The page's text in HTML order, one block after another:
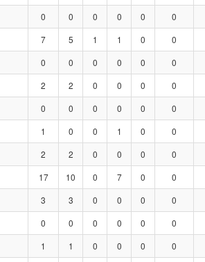
0 0 0 0 0 0
7 5 1 1 0 0
0 0 0 0 0 0
2 2 0 0 0 0
0 0 0 0 0 0
1 0 0 1 0 0
2 2 0 0 0 0
17 10 0 7 0 0
3 3 0 0 0 0
0 0 0 0 0 0
1 1 0 0 0 0